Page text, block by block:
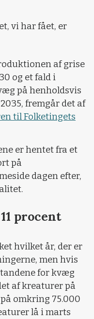
vi har fået, er
af grise
og et fald i
på henholdsvis
fremgår det af
til Folketingets
er hentet fra et
på
dagen efter,
procent
hvilket år, der er
men hvis
for kvæg
af kreaturer på
omkring 75.000
lå i marts